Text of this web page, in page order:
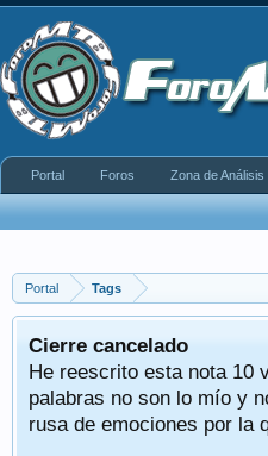
Portal Tags
Cierre cancelado
He reescrito esta nota 10
palabras no son lo mío y
rusa de emociones por la
Portal Foros Zona de Análisis